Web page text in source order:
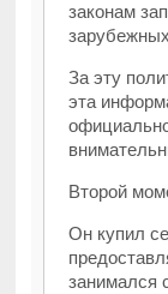
законам
За эту
эта
Второй
Он купил
занимался